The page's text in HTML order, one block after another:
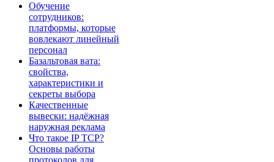
Обучение
сотрудников:
платформы, которые
вовлекают линейный
персонал
Базальтовая вата:
свойства,
характеристики и
секреты выбора
Качественные
вывески: надёжная
наружная реклама
Что такое IP TCP?
Основы работы